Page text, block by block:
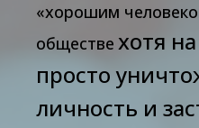
«хорошим
обществе хотя
просто
личность и